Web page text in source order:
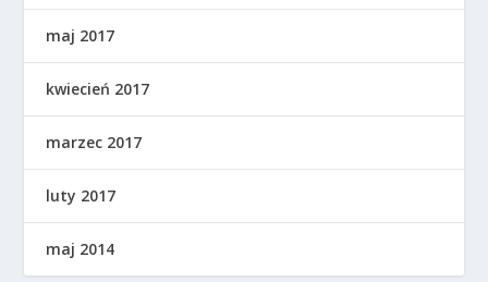
maj 2017
kwiecień 2017
marzec 2017
luty 2017
maj 2014